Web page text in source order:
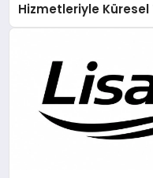
Hizmetleriyle Küresel